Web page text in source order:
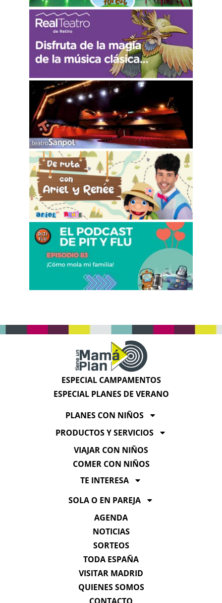
ESPECIAL CAMPAMENTOS
ESPECIAL PLANES DE VERANO
PLANES CON NIÑOS
PRODUCTOS Y SERVICIOS
VIAJAR CON NIÑOS
COMER CON NIÑOS
TE INTERESA
SOLA O EN PAREJA
AGENDA
NOTICIAS
SORTEOS
TODA ESPAÑA
VISITAR MADRID
QUIENES SOMOS